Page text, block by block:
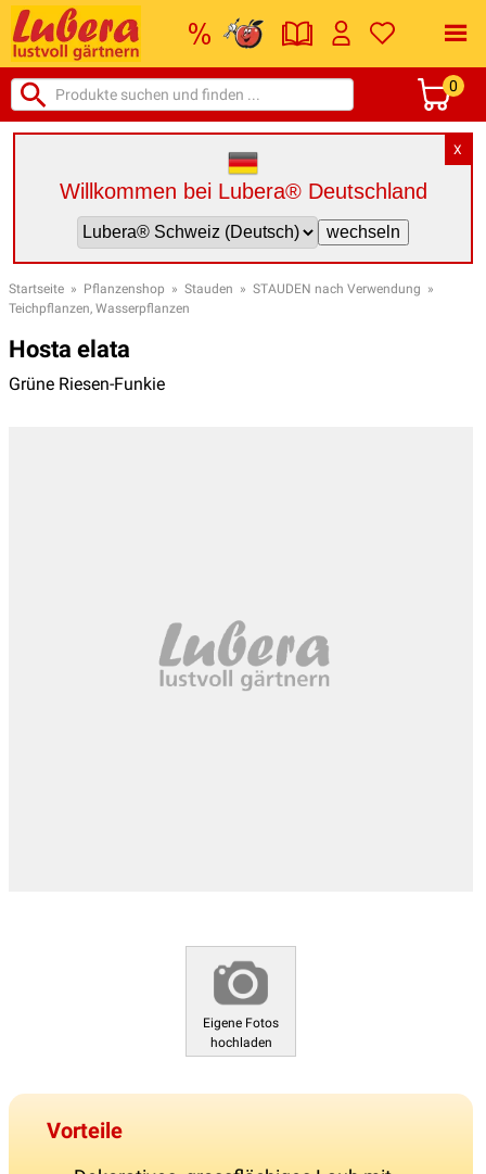
0
X
Willkommen bei Lubera® Deutschland
Startseite » Pflanzenshop » Stauden » STAUDEN nach Verwendung »
Teichpflanzen, Wasserpflanzen
Hosta elata
Grüne Riesen-Funkie
Eigene Fotos
hochladen
Vorteile